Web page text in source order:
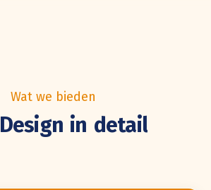
Wat we bieden
Design in detail